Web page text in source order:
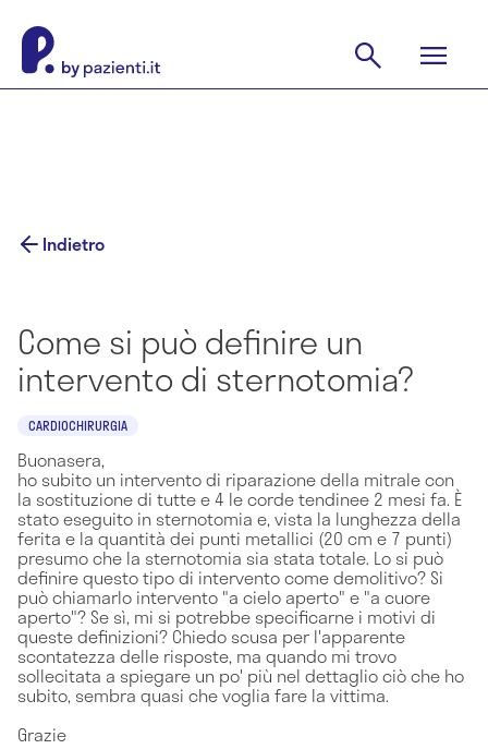
Indietro
Come si può definire un
intervento di sternotomia?
CARDIOCHIRURGIA
Buonasera,
ho subito un intervento di riparazione della mitrale con
la sostituzione di tutte e 4 le corde tendinee 2 mesi fa. È
stato eseguito in sternotomia e, vista la lunghezza della
ferita e la quantità dei punti metallici (20 cm e 7 punti)
presumo che la sternotomia sia stata totale. Lo si può
definire questo tipo di intervento come demolitivo? Si
può chiamarlo intervento "a cielo aperto" e "a cuore
aperto"? Se sì, mi si potrebbe specificarne i motivi di
queste definizioni? Chiedo scusa per l'apparente
scontatezza delle risposte, ma quando mi trovo
sollecitata a spiegare un po' più nel dettaglio ciò che ho
subito, sembra quasi che voglia fare la vittima.
Grazie